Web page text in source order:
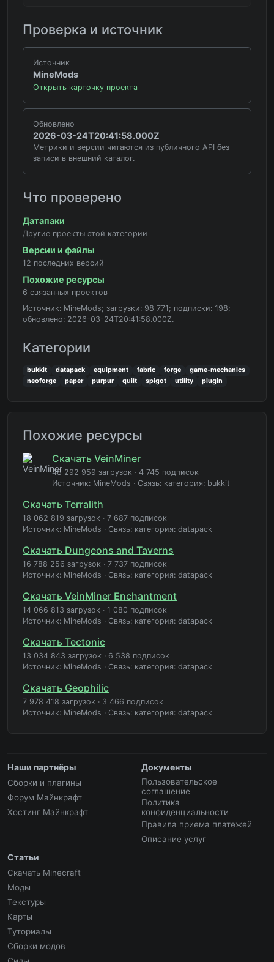
Проверка и источник
Источник
MineMods
Открыть карточку проекта
Обновлено
2026-03-24T20:41:58.000Z
Метрики и версии читаются из публичного API без
записи в внешний каталог.
Что проверено
Датапаки
Другие проекты этой категории
Версии и файлы
12 последних версий
Похожие ресурсы
6 связанных проектов
Источник: MineMods; загрузки: 98 771; подписки: 198;
обновлено: 2026-03-24T20:41:58.000Z.
Категории
bukkit datapack equipment fabric forge
game-mechanics
neoforge
paper purpur quilt spigot utility plugin
Похожие ресурсы
Скачать VeinMiner
48 292 959 загрузок · 4 745 подписок
Источник: MineMods · Связь: категория: bukkit
Скачать Terralith
18 062 819 загрузок · 7 687 подписок
Источник: MineMods · Связь: категория: datapack
Скачать Dungeons and Taverns
16 788 256 загрузок · 7 737 подписок
Источник: MineMods · Связь: категория: datapack
Скачать VeinMiner Enchantment
14 066 813 загрузок · 1 080 подписок
Источник: MineMods · Связь: категория: datapack
Скачать Tectonic
13 034 843 загрузок · 6 538 подписок
Источник: MineMods · Связь: категория: datapack
Скачать Geophilic
7 978 418 загрузок · 3 466 подписок
Источник: MineMods · Связь: категория: datapack
Наши партнёры
Сборки и плагины
Форум Майнкрафт
Хостинг Майнкрафт
Документы
Пользовательское
соглашение
Политика
конфиденциальности
Правила приема платежей
Описание услуг
Статьи
Скачать Minecraft
Моды
Текстуры
Карты
Туториалы
Сборки модов